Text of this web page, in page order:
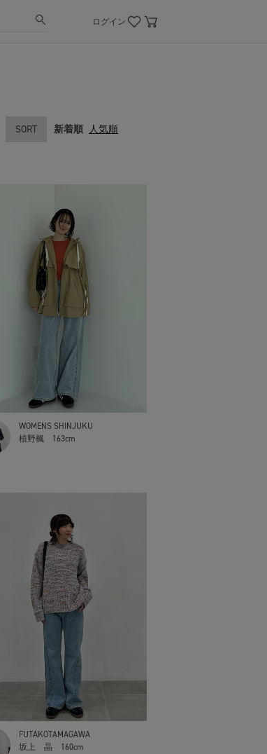
ログイン
SORT 新着順 人気順
WOMENS SHINJUKU
植野楓
163cm
FUTAKOTAMAGAWA
坂上 晶
160cm